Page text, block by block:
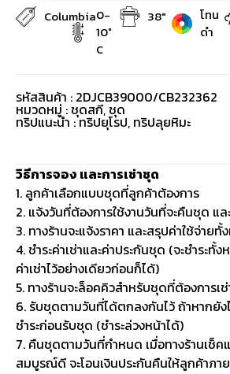
Columbia0-
10°
C
38"
โทน
ดำ
รหัสสินค้า : 2DJCB39000/CB232362
หมวดหมู่ :ชุดสกี,ชุด
ทริปแนะนำ : ทริปยุโรป, ทริปลุยหิมะ
วิธีการจอง และการเช่าชุด
1. ลูกค้าเลือกแบบชุดที่ลูกค้าต้องการ
2. แจ้งวันที่ต้องการใช้งานวันที่จะคืนชุด แ
3. ทางร้านจะแจ้งราคา และสรุปค่าใช้จ่ายทั้
4. ชำระค่าเช่าและค่าประกันชุด (จะชำระทั้
ค่าเช่าไว้อย่างเดียวก่อนก็ได้)
5. ทางร้านจะล็อคคิวสำหรับชุดที่ต้องการเช่
6. รับชุดตามวันที่ได้ตกลงกันไว้ ถ้าหากยัง
ชำระก่อนรับชุด (ชำระล่วงหน้าได้)
7. คืนชุดตามวันที่กำหนด เมื่อทางร้านเช็
สมบูรณ์ดี จะโอนเงินประกันคืนให้ลูกค้าภา